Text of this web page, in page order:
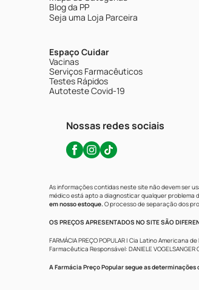
Blog da PP
Seja uma Loja Parceira
Espaço Cuidar
Vacinas
Serviços Farmacêuticos
Testes Rápidos
Autoteste Covid-19
Nossas redes sociais
As informações contidas neste site não devem ser
médico está apto a diagnosticar qualquer
em nosso estoque.O processo de separação dos
OS PREÇOS APRESENTADOS NO SITE SÃO
FARMÁCIA PREÇO POPULAR | Cia Latino Americana
Farmacêutica Responsável: DANIELE
A Farmácia Preço Popular segue as